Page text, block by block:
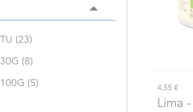
TU (23)
30G (8)
100G (5)
4,55 €
Lima -